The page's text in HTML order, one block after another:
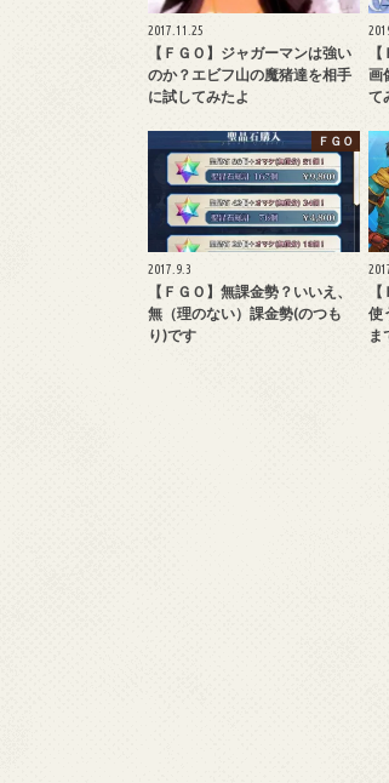
2017.11.25
【ＦＧＯ】ジャガーマンは強い
のか？エビフ山の魔猪達を相手
に試してみたよ
画
て
ＦＧＯ
2017.9.3
【ＦＧＯ】無課金勢？いいえ、
無（理のない）課金勢(のつも
り)です
使
ま